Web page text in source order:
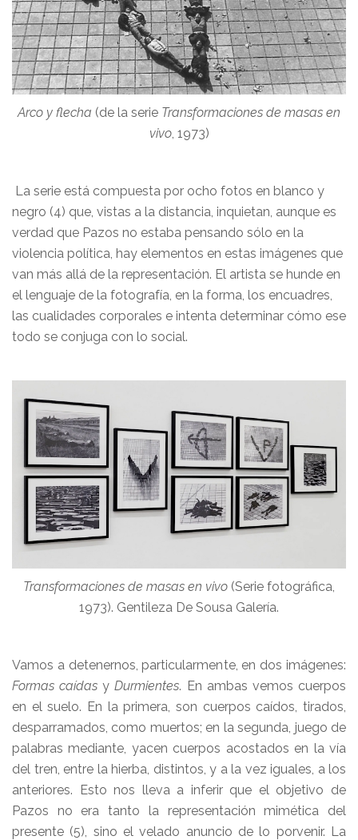
Arco y flecha (de la serie Transformaciones de masas en
vivo, 1973)
La serie está compuesta por ocho fotos en blanco y
negro (4) que, vistas a la distancia, inquietan, aunque es
verdad que Pazos no estaba pensando sólo en la
violencia política, hay elementos en estas imágenes que
van más allá de la representación. El artista se hunde en
el lenguaje de la fotografía, en la forma, los encuadres,
las cualidades corporales e intenta determinar cómo ese
todo se conjuga con lo social.
Transformaciones de masas en vivo (Serie fotográfica,
1973). Gentileza De Sousa Galería.
Vamos a detenernos, particularmente, en dos imágenes:
Formas caídas yDurmientes. En ambas vemos cuerpos
en el suelo. En la primera, son cuerpos caídos, tirados,
desparramados, como muertos; en la segunda, juego de
palabras mediante, yacen cuerpos acostados en la vía
del tren, entre la hierba, distintos, y a la vez iguales, a los
anteriores. Esto nos lleva a inferir que el objetivo de
Pazos no era tanto la representación mimética del
presente (5), sino el velado anuncio de lo porvenir. La